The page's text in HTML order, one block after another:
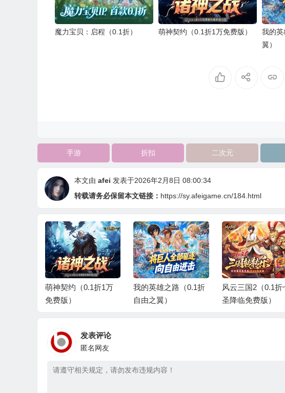
魔力宝贝：启程（0.1折） 萌神契约（0.1折1万免费版）
我的
翼）
手游 折扣 二次元
本文由 afei 发表于2026年2月8日 08:00:34
转载请务必保留本文链接： https://sy.afeigame.cn/184.html
萌神契约（0.1折1万
免费版）
我的英雄之路（0.1折
自由之翼）
风云三国2（0.1折
圣降临免费版）
发表评论
匿名网友